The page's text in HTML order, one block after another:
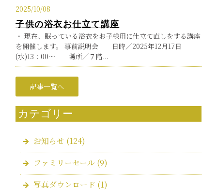
2025/10/08
子供の浴衣お仕立て講座
・ 現在、眠っている浴衣をお子様用に仕立て直しをする講座
を開催します。 事前説明会 日時／2025年12月17日
(水)13：00～ 場所／７階...
記事一覧へ
カテゴリー
お知らせ (124)
ファミリーセール (9)
写真ダウンロード (1)